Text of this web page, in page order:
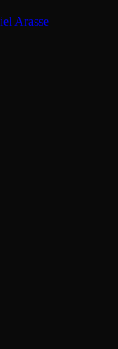
Arasse